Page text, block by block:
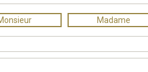
Madame